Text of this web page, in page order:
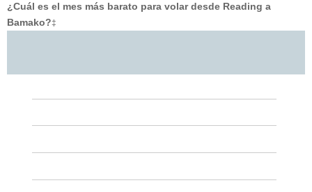
¿Cuál es el mes más barato para volar desde Reading a
Bamako?‡